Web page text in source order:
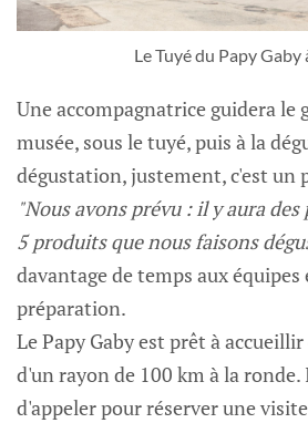
Le Tuyé du Papy Gaby
Une accompagnatrice guidera le
musée, sous le tuyé, puis à la
dégustation, justement, c'est un
"Nous avons prévu : il y aura des
5 produits que nous faisons
davantage de temps aux équipes
préparation.
Le Papy Gaby est prêt à
d'un rayon de 100 km à la
d'appeler pour réserver une